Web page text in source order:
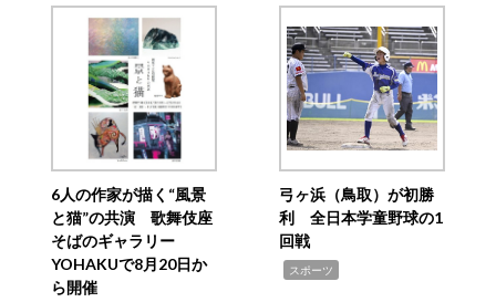
6人の作家が描く“風景
と猫”の共演 歌舞伎座
そばのギャラリー
YOHAKUで8月20日か
ら開催
弓ヶ浜（鳥取）が初勝
利 全日本学童野球の1
回戦
スポーツ